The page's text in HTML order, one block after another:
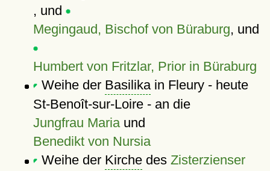
, und
Megingaud, Bischof von Büraburg, und
Humbert von Fritzlar, Prior in Büraburg
Weihe der Basilikain Fleury - heute
St-Benoît-sur-Loire - an die
Jungfrau Mariaund
Benedikt von Nursia
Weihe der Kirchedes Zisterzienser